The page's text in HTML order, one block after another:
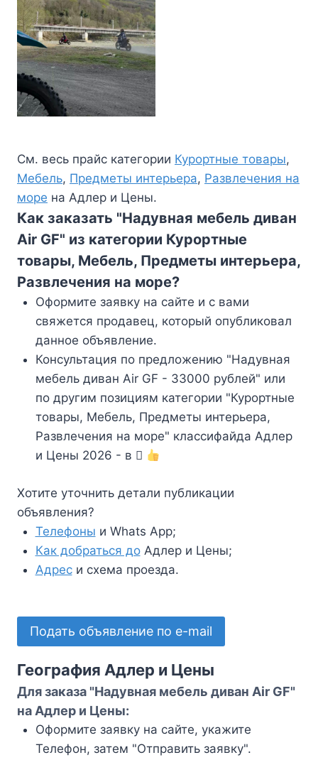
См. весь прайс категории Курортные товары,
Мебель, Предметы интерьера, Развлечения на
море на Адлер и Цены.
Как заказать "Надувная мебель диван
Air GF" из категории Курортные
товары, Мебель, Предметы интерьера,
Развлечения на море?
Оформите заявку на сайте и с вами
свяжется продавец, который опубликовал
данное объявление.
Консультация по предложению "Надувная
мебель диван Air GF - 33000 рублей" или
по другим позициям категории "Курортные
товары, Мебель, Предметы интерьера,
Развлечения на море" классифайда Адлер
и Цены 2026 - в
Хотите уточнить детали публикации
объявления?
Телефоны и Whats App;
Как добраться доАдлер и Цены;
Адреси схема проезда.
Подать объявление по e-mail
География Адлер и Цены
Для заказа "Надувная мебель диван Air GF"
на Адлер и Цены:
Оформите заявку на сайте, укажите
Телефон, затем "Отправить заявку".